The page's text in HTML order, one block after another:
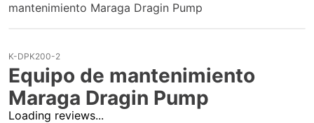
mantenimiento Maraga Dragin Pump
K-DPK200-2
Equipo de mantenimiento
Maraga Dragin Pump
Loading reviews...
inversora
esmeriladora
sierra cinta